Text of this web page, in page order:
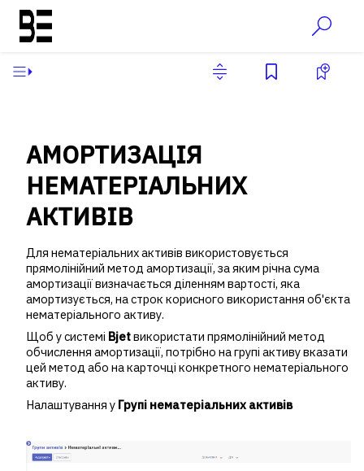
АМОРТИЗАЦІЯ
НЕМАТЕРІАЛЬНИХ
АКТИВІВ
Для нематеріальних активів використовується
прямолінійний метод амортизації, за яким річна сума
амортизації визначається діленням вартості, яка
амортизується, на строк корисного використання об'єкта
нематеріального активу.
Щоб у системі Bjetвикористати прямолінійний метод
обчислення амортизації, потрібно на групі активу вказати
цей метод або на карточці конкретного нематеріального
активу.
Налаштування у Групі нематеріальних активів